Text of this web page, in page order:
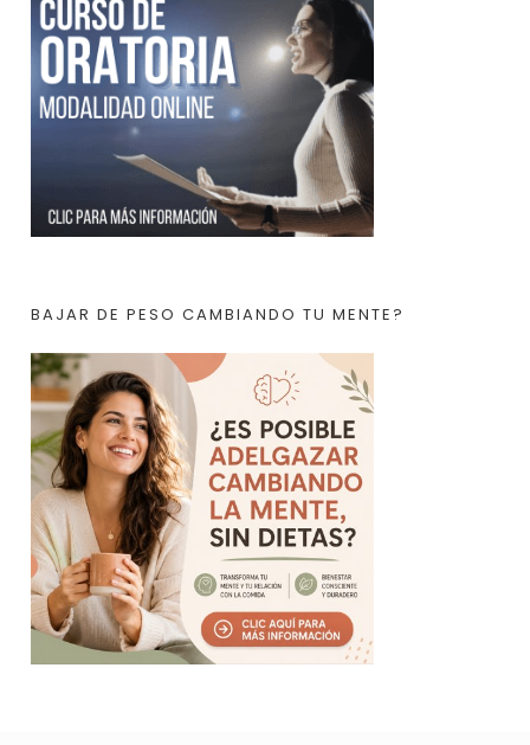
BAJAR DE PESO CAMBIANDO TU MENTE?